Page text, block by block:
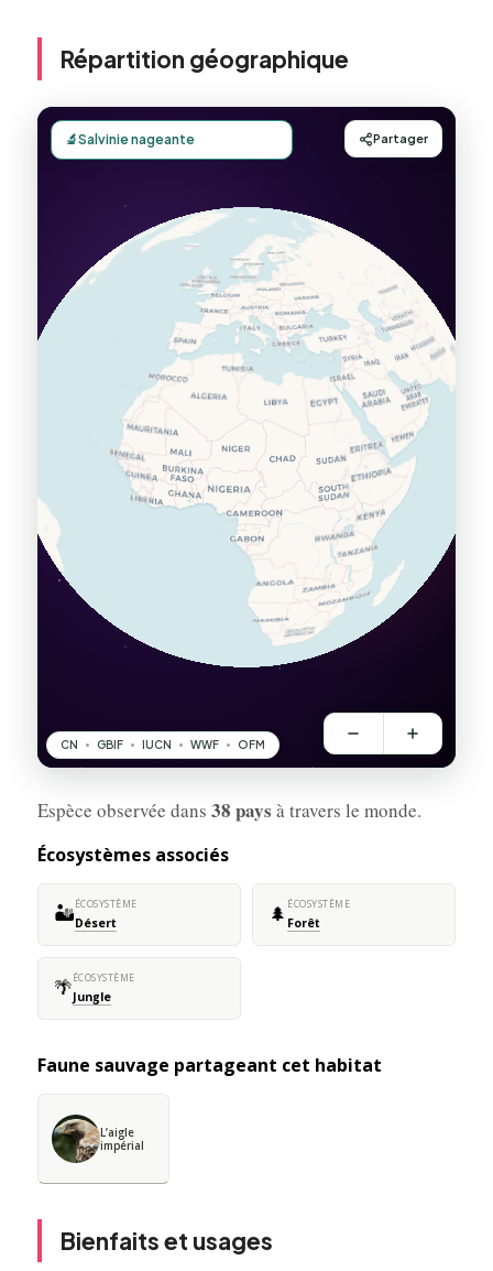
Répartition géographique
Espèce observée dans 38 pays à travers le monde.
Écosystèmes associés
🏜️ÉCOSYSTÈME
Désert 🌲 ÉCOSYSTÈME
Forêt
🌴ÉCOSYSTÈME
Jungle
Faune sauvage partageant cet habitat
L’aigle
impérial
Bienfaits et usages